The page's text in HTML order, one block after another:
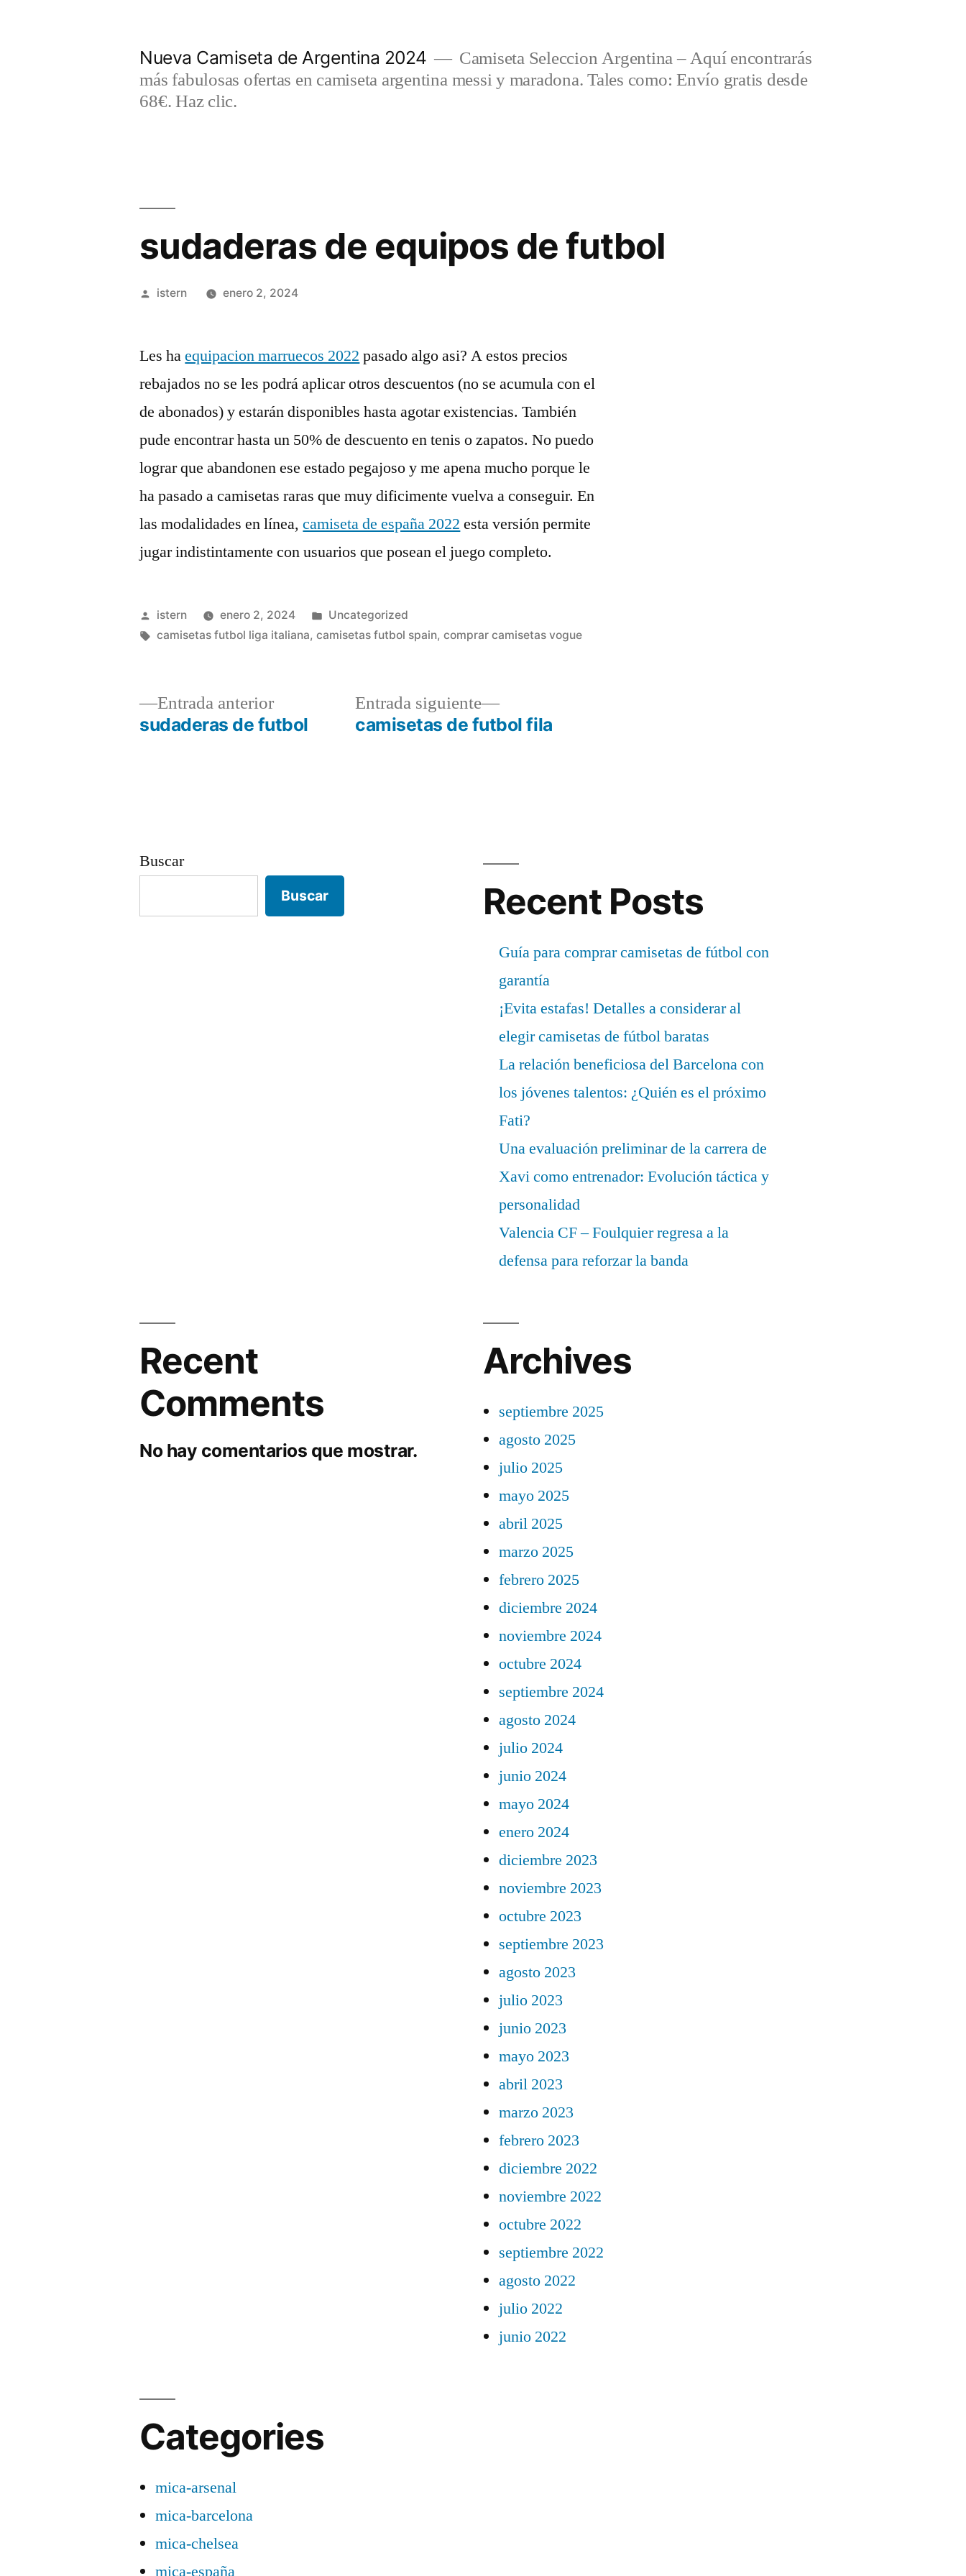
Nueva Camiseta de Argentina 2024
Camiseta Seleccion Argentina – Aquí encontrarás
más fabulosas ofertas en camiseta argentina messi y maradona. Tales como: Envío gratis desde
68€. Haz clic.
sudaderas de equipos de futbol
Publicado
istern enero 2, 2024
Les haequipacion marruecos 2022 pasado algo asi? A estos precios
rebajados no se les podrá aplicar otros descuentos (no se acumula con el
de abonados) y estarán disponibles hasta agotar existencias. También
pude encontrar hasta un 50% de descuento en tenis o zapatos. No puedo
lograr que abandonen ese estado pegajoso y me apena mucho porque le
ha pasado a camisetas raras que muy dificimente vuelva a conseguir. En
las modalidades en línea,camiseta de españa 2022 esta versión permite
jugar indistintamente con usuarios que posean el juego completo.
Publicado
por
istern enero 2, 2024
Publicado
en
Uncategorized
Etiquetas:
camisetas futbol liga italiana,camisetas futbol spain,comprar camisetas vogue
Navegación
Entrada anteriorEntrada
anterior:
sudaderas de futbol
Entrada siguiente
Entrada
siguiente:
camisetas de futbol fila
Buscar
Buscar Recent Posts
Guía para comprar camisetas de fútbol con
garantía
¡Evita estafas! Detalles a considerar al
elegir camisetas de fútbol baratas
La relación beneficiosa del Barcelona con
los jóvenes talentos: ¿Quién es el próximo
Fati?
Una evaluación preliminar de la carrera de
Xavi como entrenador: Evolución táctica y
personalidad
Valencia CF – Foulquier regresa a la
defensa para reforzar la banda
Recent
Comments
No hay comentarios que mostrar.
Archives
septiembre 2025
agosto 2025
julio 2025
mayo 2025
abril 2025
marzo 2025
febrero 2025
diciembre 2024
noviembre 2024
octubre 2024
septiembre 2024
agosto 2024
julio 2024
junio 2024
mayo 2024
enero 2024
diciembre 2023
noviembre 2023
octubre 2023
septiembre 2023
agosto 2023
julio 2023
junio 2023
mayo 2023
abril 2023
marzo 2023
febrero 2023
diciembre 2022
noviembre 2022
octubre 2022
septiembre 2022
agosto 2022
julio 2022
junio 2022
Categories
mica-arsenal
mica-barcelona
mica-chelsea
mica-españa